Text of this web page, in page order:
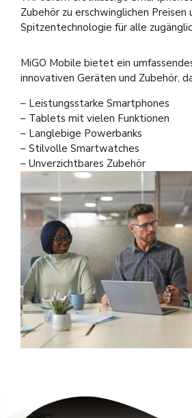
Zubehör zu erschwinglichen Preisen
Spitzentechnologie für alle
MiGO Mobile bietet ein
innovativen Geräten und Zubehör,
– Leistungsstarke Smartphones
– Tablets mit vielen Funktionen
– Langlebige Powerbanks
– Stilvolle Smartwatches
– Unverzichtbares Zubehör